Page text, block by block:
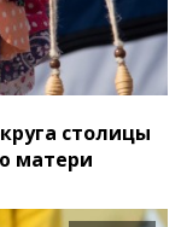
столицы
матери